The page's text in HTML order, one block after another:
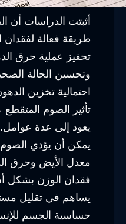
أثبتت الدراسات أن
طريقة فعالة
تحفيز عملية حرق
وتحسين الحالة
احتمالية تخزين
تأثير الصوم
يعود إلى عدة
يمكن أن يؤدي الصوم
معدل الأيض وحرق
فقدان الوزن بشكل
يساهم في تقليل
حساسية الجسم